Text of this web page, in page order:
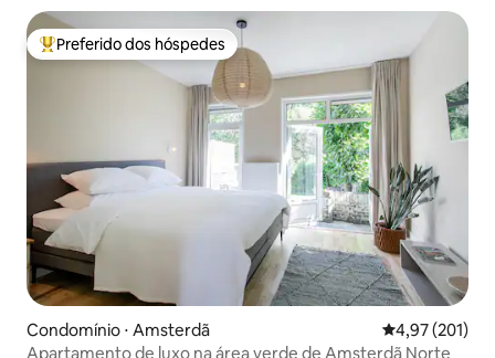
Entre os melhores preferidos dos hóspedes
Preferido dos hóspedes
Condomínio ⋅ Amsterdã 4,97 de uma
4,97 (201)
Apartamento de luxo na área verde de Amsterdã Norte